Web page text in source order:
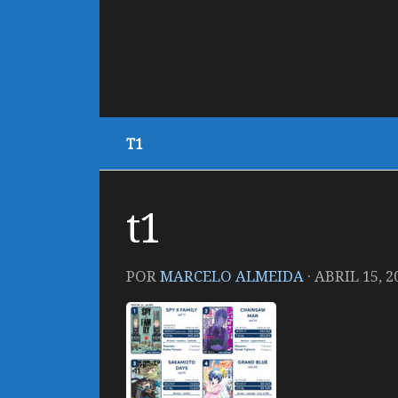
T1
t1
PORMARCELO ALMEIDA · ABRIL 15,